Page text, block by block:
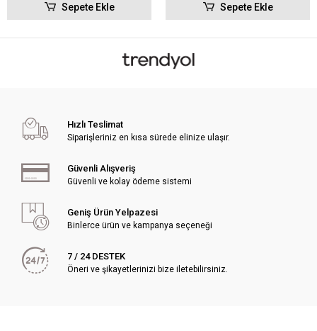
Sepete Ekle Sepete Ekle
Hızlı Teslimat
Siparişleriniz en kısa sürede elinize ulaşır.
Güvenli Alışveriş
Güvenli ve kolay ödeme sistemi
Geniş Ürün Yelpazesi
Binlerce ürün ve kampanya seçeneği
7 / 24 DESTEK
Öneri ve şikayetlerinizi bize iletebilirsiniz.